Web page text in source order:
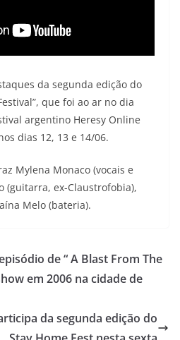
da segunda edição do
que foi ao ar no dia
argentino Heresy Online
dias 12, 13 e 14/06.
Mylena Monaco (vocais e
(guitarra, ex-Claustrofobia),
Melo (bateria).
de “ A Blast From The
em 2006 na cidade de
da segunda edição do